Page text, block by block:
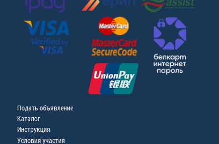
Подать объявление
Каталог
Инструкция
Условия участия